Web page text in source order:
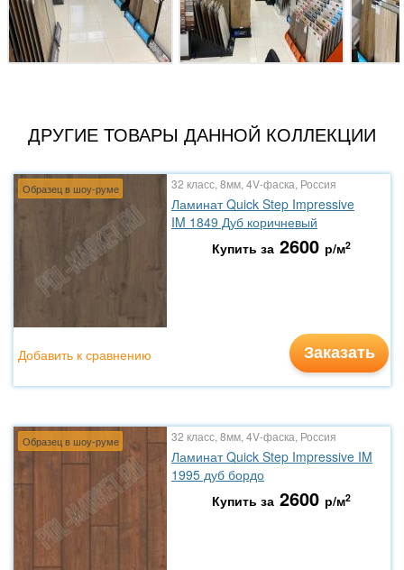
ДРУГИЕ ТОВАРЫ ДАННОЙ КОЛЛЕКЦИИ
Образец в шоу-руме 32 класс, 8мм, 4V-фаска, Россия
Ламинат Quick Step Impressive
IM 1849 Дуб коричневый
Купить за 2600 р/м2
Заказать
Добавить к сравнению
Образец в шоу-руме 32 класс, 8мм, 4V-фаска, Россия
Ламинат Quick Step Impressive IM
1995 дуб бордо
Купить за 2600 р/м2